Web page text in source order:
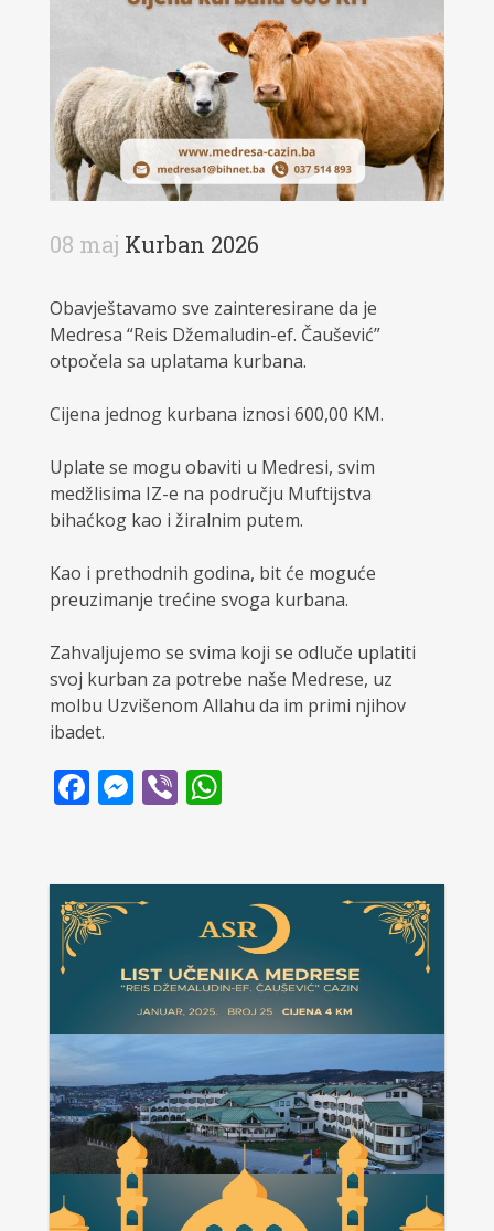
08 maj Kurban 2026
Obavještavamo sve zainteresirane da je
Medresa “Reis Džemaludin-ef. Čaušević”
otpočela sa uplatama kurbana.
Cijena jednog kurbana iznosi 600,00 KM.
Uplate se mogu obaviti u Medresi, svim
medžlisima IZ-e na području Muftijstva
bihaćkog kao i žiralnim putem.
Kao i prethodnih godina, bit će moguće
preuzimanje trećine svoga kurbana.
Zahvaljujemo se svima koji se odluče uplatiti
svoj kurban za potrebe naše Medrese, uz
molbu Uzvišenom Allahu da im primi njihov
ibadet.
Facebook
Messenger
ViberWhatsApp